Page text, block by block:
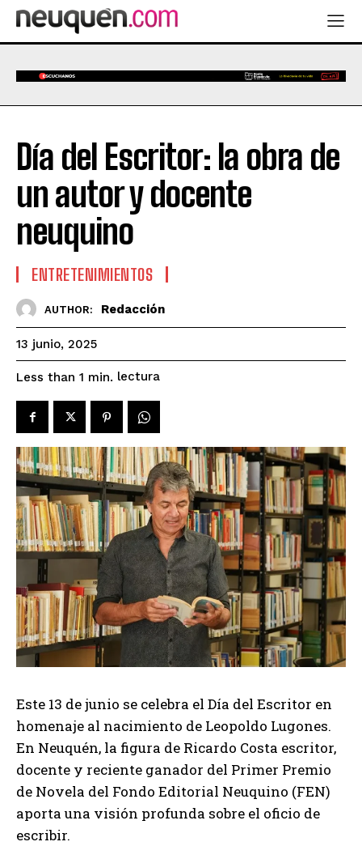
Día del Escritor: la obra de
un autor y docente
neuquino
ENTRETENIMIENTOS
AUTHOR: Redacción
13 junio, 2025
Less than 1 min. lectura
Este 13 de junio se celebra el Día del Escritor en
homenaje al nacimiento de Leopoldo Lugones.
En Neuquén, la figura de Ricardo Costa escritor,
docente y reciente ganador del Primer Premio
de Novela del Fondo Editorial Neuquino (FEN)
aporta una visión profunda sobre el oficio de
escribir.